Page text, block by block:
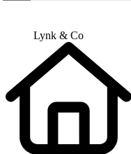
Lynk & Co